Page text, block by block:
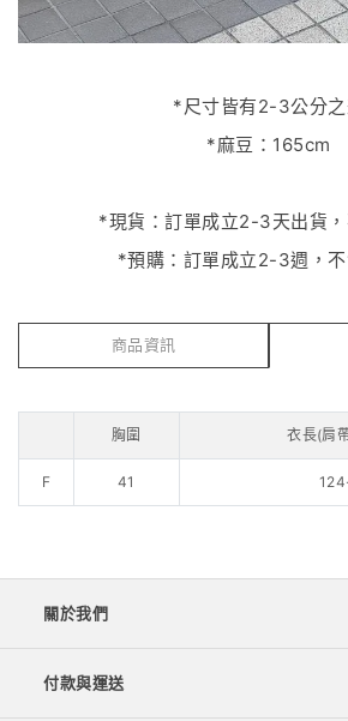
*尺寸皆有2-3公分
*麻豆：165cm
*現貨：訂單成立2-3天出貨，
*預購：訂單成立2-3週，不
商品資訊
胸圍 衣長(肩
F 41
關於我們
付款與運送